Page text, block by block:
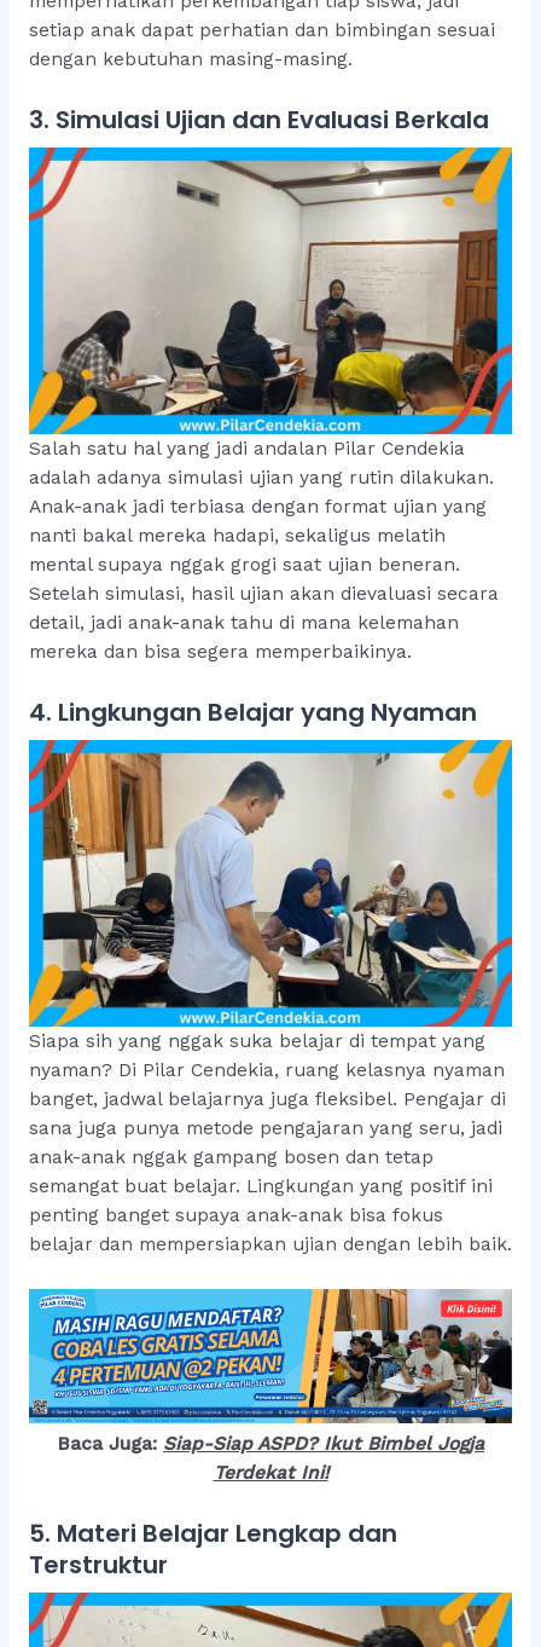
setiap anak dapat perhatian dan bimbingan sesuai
dengan kebutuhan masing-masing.
3. Simulasi Ujian dan Evaluasi Berkala
Salah satu hal yang jadi andalan Pilar Cendekia
adalah adanya simulasi ujian yang rutin dilakukan.
Anak-anak jadi terbiasa dengan format ujian yang
nanti bakal mereka hadapi, sekaligus melatih
mental supaya nggak grogi saat ujian beneran.
Setelah simulasi, hasil ujian akan dievaluasi secara
detail, jadi anak-anak tahu di mana kelemahan
mereka dan bisa segera memperbaikinya.
4. Lingkungan Belajar yang Nyaman
Siapa sih yang nggak suka belajar di tempat yang
nyaman? Di Pilar Cendekia, ruang kelasnya nyaman
banget, jadwal belajarnya juga fleksibel. Pengajar di
sana juga punya metode pengajaran yang seru, jadi
anak-anak nggak gampang bosen dan tetap
semangat buat belajar. Lingkungan yang positif ini
penting banget supaya anak-anak bisa fokus
belajar dan mempersiapkan ujian dengan lebih baik.
Baca Juga: Siap-Siap ASPD? Ikut Bimbel Jogja
Terdekat Ini!
5. Materi Belajar Lengkap dan
Terstruktur